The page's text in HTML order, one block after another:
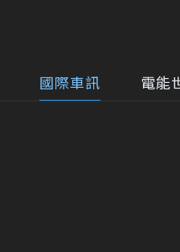
國際車訊 電能